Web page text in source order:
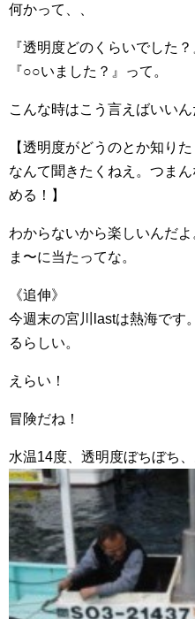
何かって、、
『透明度どのくらいでした
『○○いました？』って。
こんな時はこう言えばいい
【透明度がどうのとか知り
なんて聞きたくねえ。つま
める！】
わからないから楽しいんだ
ま〜に当たってな。
《追伸》
今週末の宮川lastは熱海です
るらしい。
えらい！
冒険だね！
水温14度、透明度ぼちぼち